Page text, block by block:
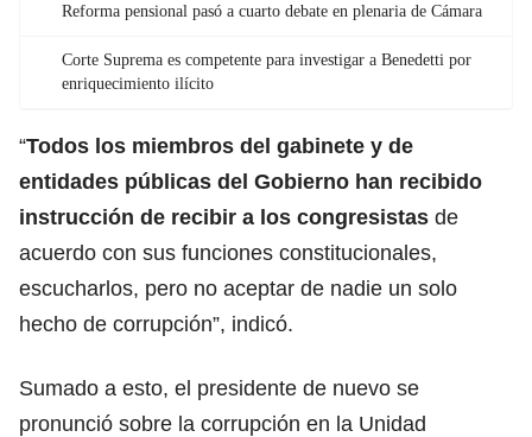
Reforma pensional pasó a cuarto debate en plenaria de Cámara
Corte Suprema es competente para investigar a Benedetti por
enriquecimiento ilícito
“Todos los miembros del gabinete y de
entidades públicas del Gobierno han recibido
instrucción de recibir a los congresistas de
acuerdo con sus funciones constitucionales,
escucharlos, pero no aceptar de nadie un solo
hecho de corrupción”, indicó.
Sumado a esto, el presidente de nuevo se
pronunció sobre la corrupción en la Unidad